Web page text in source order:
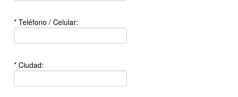
* Teléfono / Celular:
* Ciudad: